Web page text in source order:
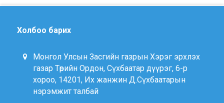
Холбоо барих
Монгол Улсын Засгийн газрын Хэрэг эрхлэх
газар Төрийн Ордон, Сүхбаатар дүүрэг, 6-р
хороо, 14201, Их жанжин Д.Сүхбаатарын
нэрэмжит талбай